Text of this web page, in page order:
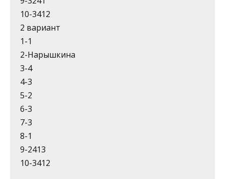
10-3412
2 вариант
1-1
2-Нарышкина
3-4
4-3
5-2
6-3
7-3
8-1
9-2413
10-3412